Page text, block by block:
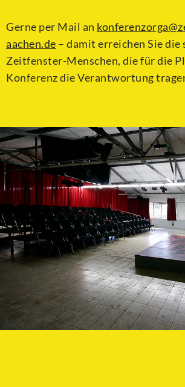
Gerne per Mail an
aachen.de – damit erreichen Sie die
Zeitfenster-Menschen, die für die
Konferenz die Verantwortung